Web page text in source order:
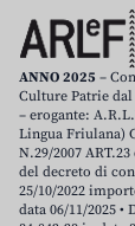
ANNO 2025 –
Culture Patrie dal
– erogante:
Lingua Friulana)
N.29/2007
del decreto di
25/10/2022
data 06/11/2025 •